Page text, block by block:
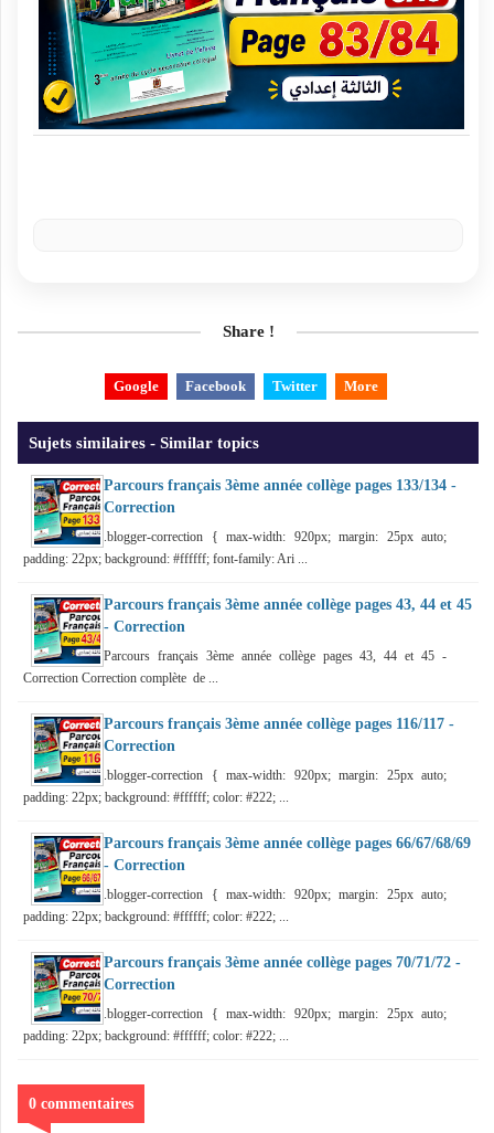
Share !
Google Facebook Twitter More
Sujets similaires - Similar topics
Parcours français 3ème année collège pages 133/134 -
Correction
.blogger-correction { max-width: 920px; margin: 25px auto;
padding: 22px; background: #ffffff; font-family: Ari ...
Parcours français 3ème année collège pages 43, 44 et 45
- Correction
Parcours français 3ème année collège pages 43, 44 et 45 -
Correction Correction complète de ...
Parcours français 3ème année collège pages 116/117 -
Correction
.blogger-correction { max-width: 920px; margin: 25px auto;
padding: 22px; background: #ffffff; color: #222; ...
Parcours français 3ème année collège pages 66/67/68/69
- Correction
.blogger-correction { max-width: 920px; margin: 25px auto;
padding: 22px; background: #ffffff; color: #222; ...
Parcours français 3ème année collège pages 70/71/72 -
Correction
.blogger-correction { max-width: 920px; margin: 25px auto;
padding: 22px; background: #ffffff; color: #222; ...
0 commentaires